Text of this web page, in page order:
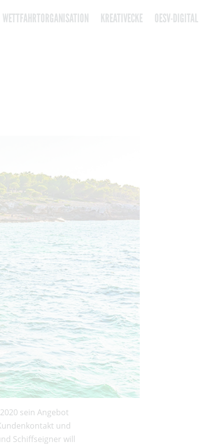
WETTFAHRTORGANISATION KREATIVECKE OESV-DIGITAL
sein Angebot
und
Schiffseigner will